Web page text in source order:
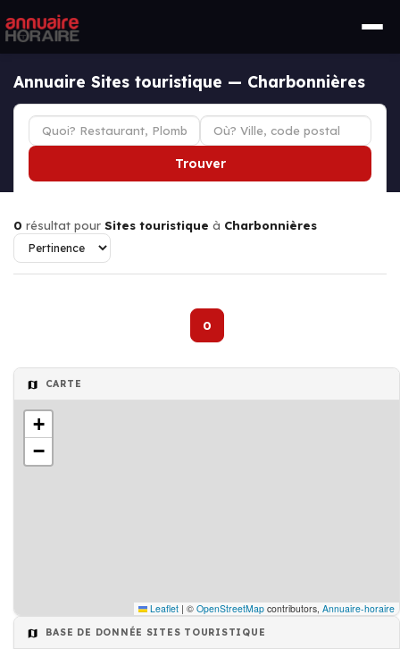
Annuaire Sites touristique — Charbonnières
Trouver
0 résultat pour Sites touristique à Charbonnières
0
CARTE
+
−
Leaflet | © OpenStreetMap contributors, Annuaire-horaire
BASE DE DONNÉE SITES TOURISTIQUE